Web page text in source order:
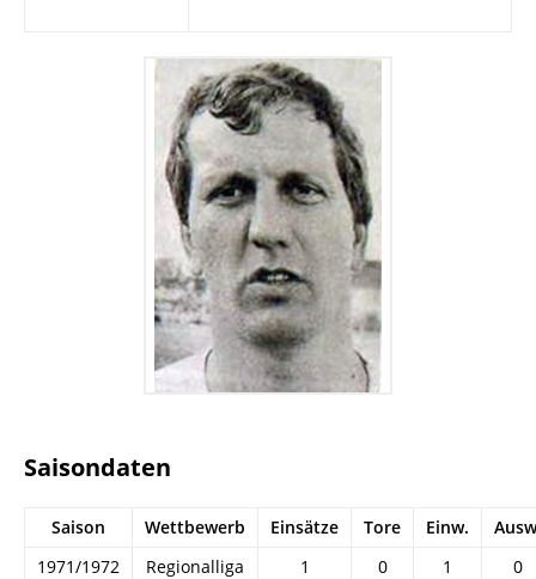
Saisondaten
Saison Wettbewerb Einsätze Tore Einw.
1971/1972
Regionalliga
1 0 1 0